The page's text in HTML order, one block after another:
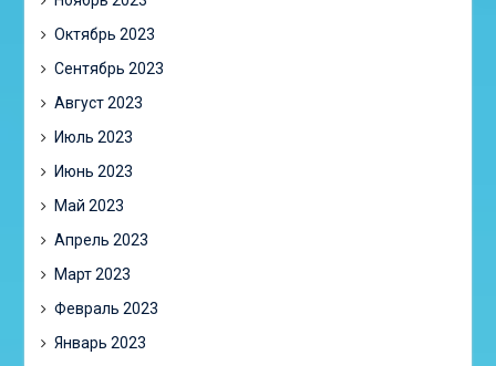
Октябрь 2023
Сентябрь 2023
Август 2023
Июль 2023
Июнь 2023
Май 2023
Апрель 2023
Март 2023
Февраль 2023
Январь 2023